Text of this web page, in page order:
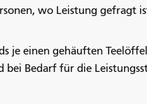
wo Leistung gefragt
je einen gehäuften
Bedarf für die